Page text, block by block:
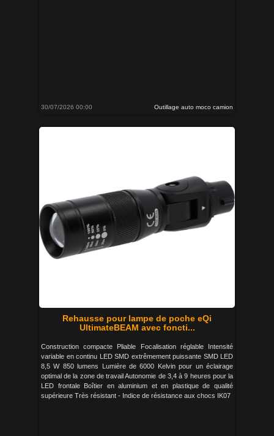
30/07/2026 00:00 Outillage auto moco camion
Rehausse pour lampe de poche eQi
UltimateBEAM avec foncti...
Construction compacte Pliable Focalisation réglable Intensité
variable en continu LED SMD extrêmement puissante SMD LED
8,5 W 850 lumens Lumière de 6000 Kelvin pour un éclairage
optimal de la zone de travail Autonomie de 3,4 à 9 heures pour la
LED frontale Boîtier en aluminium et en plastique de qualité
supérieure Très résistant - Indice de résistance aux chocs IK07